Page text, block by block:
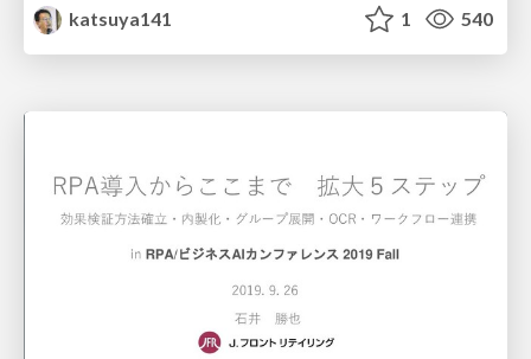
katsuya141
1 540